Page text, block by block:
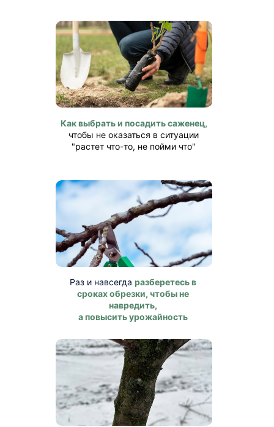
Раз и навсегда разберетесь в
сроках обрезки, чтобы не
навредить,
а повысить урожайность
Как выбрать и посадить саженец,
чтобы не оказаться в ситуации
"растет что-то, не пойми что"